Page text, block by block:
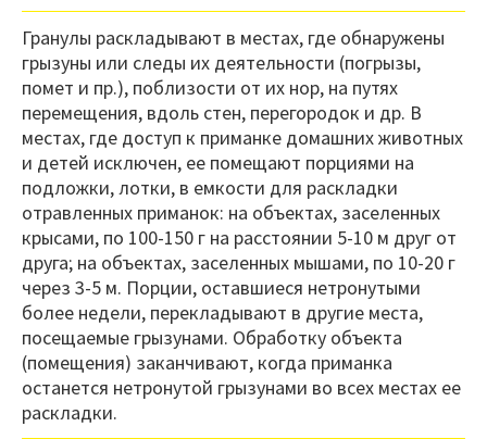
Гранулы раскладывают в местах, где обнаружены
грызуны или следы их деятельности (погрызы,
помет и пр.), поблизости от их нор, на путях
перемещения, вдоль стен, перегородок и др. В
местах, где доступ к приманке домашних животных
и детей исключен, ее помещают порциями на
подложки, лотки, в емкости для раскладки
отравленных приманок: на объектах, заселенных
крысами, по 100-150 г на расстоянии 5-10 м друг от
друга; на объектах, заселенных мышами, по 10-20 г
через 3-5 м. Порции, оставшиеся нетронутыми
более недели, перекладывают в другие места,
посещаемые грызунами. Обработку объекта
(помещения) заканчивают, когда приманка
останется нетронутой грызунами во всех местах ее
раскладки.